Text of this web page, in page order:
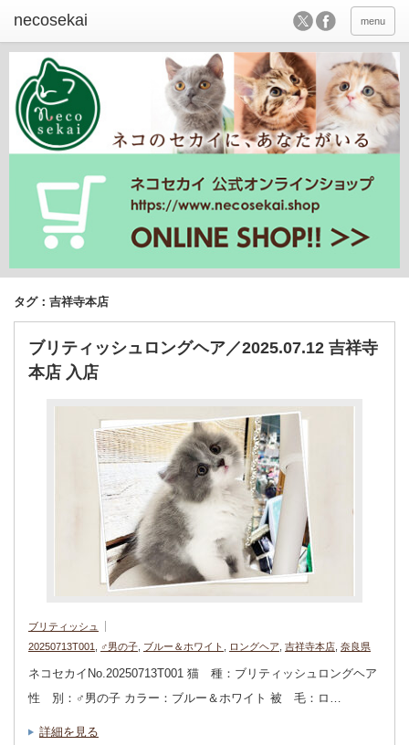
menu
タグ：吉祥寺本店
ブリティッシュロングヘア／2025.07.12 吉祥寺
本店 入店
ブリティッシュ
20250713T001
♂男の子 ブルー＆ホワイト ロングヘア 吉祥寺本店 奈良県
ネコセカイNo.20250713T001 猫 種：ブリティッシュロングヘア
性 別：♂男の子 カラー：ブルー＆ホワイト 被 毛：ロ…
詳細を見る